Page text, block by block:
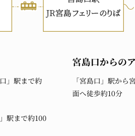
」駅まで約
駅まで約100
宮島口からの
「宮島口」駅か
面へ徒歩約10分